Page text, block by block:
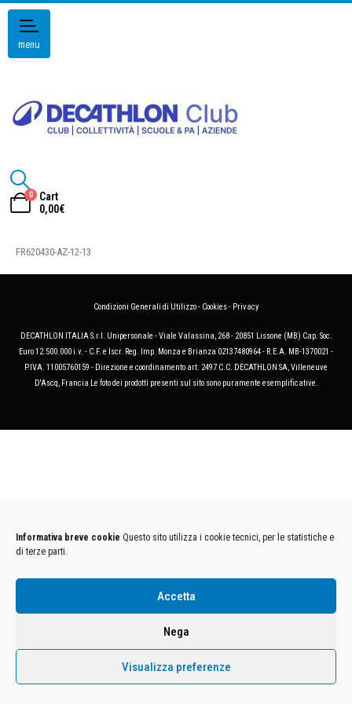
Informativa breve cookie Questo sito utilizza i cookie tecnici, per le statistiche e
di terze parti.
Accetta
Nega
Visualizza preferenze
menu
0
Cart
0,00€
FR620430-AZ-12-13
Condizioni Generali di Utilizzo- Cookies- Privacy
DECATHLON ITALIA S.r.l. Unipersonale - Viale Valassina, 268 - 20851 Lissone (MB) Cap. Soc.
Euro 12.500.000 i.v. - C.F. e Iscr. Reg. Imp. Monza e Brianza 02137480964 - R.E.A. MB-1370021 -
P.IVA. 11005760159 - Direzione e coordinamento art. 2497 C.C. DECATHLON SA, Villeneuve
D'Ascq, Francia Le foto dei prodotti presenti sul sito sono puramente esemplificative.